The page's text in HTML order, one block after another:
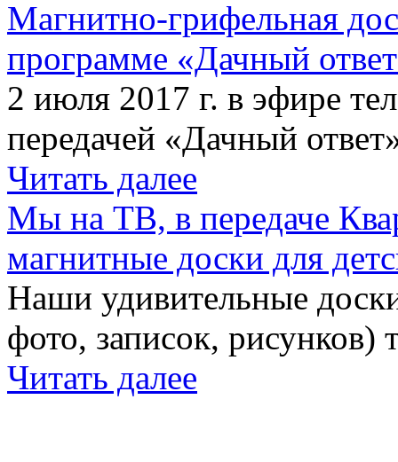
Магнитно-грифельная
программе «Дачный
2 июля 2017 г. в эфире
передачей «Дачный
Читать далее
Мы на ТВ, в передаче
магнитные доски для
Наши удивительные
фото, записок,
Читать далее